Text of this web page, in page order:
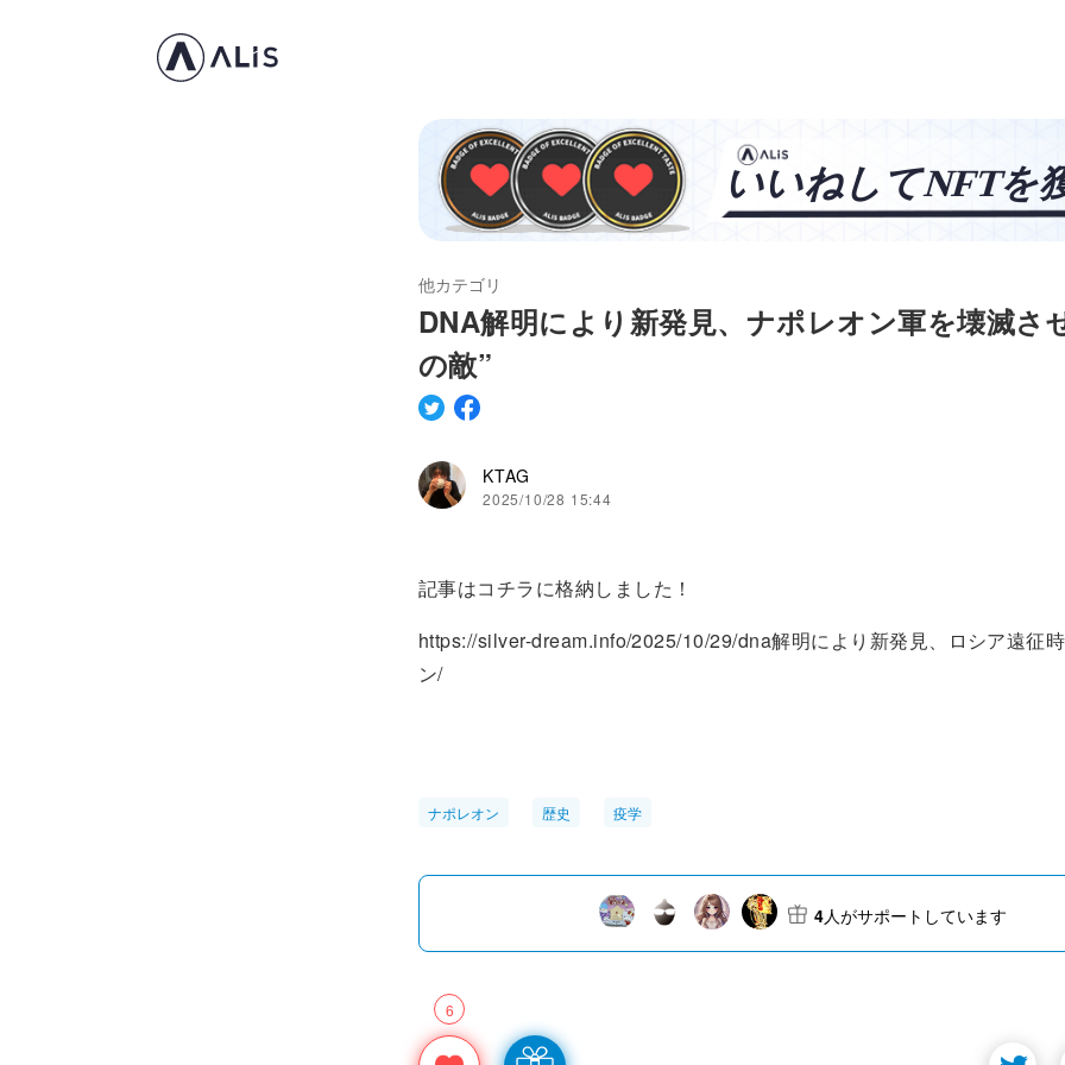
他カテゴリ
DNA解明により新発見、ナポレオン軍を壊滅さ
の敵”
KTAG
2025/10/28 15:44
記事はコチラに格納しました！
https://silver-dream.info/2025/10/29/dna解明により新発見、ロシア遠征
ン/
ナポレオン 歴史 疫学
6
4人がサポートしています